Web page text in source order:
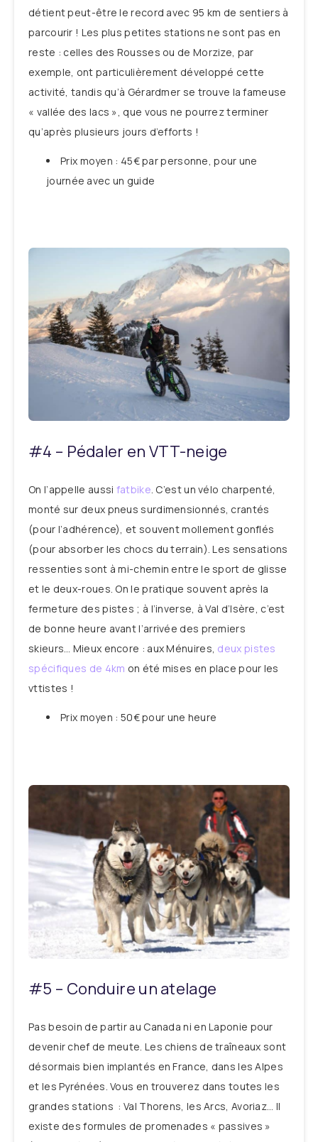
détient peut-être le record avec 95 km de sentiers à
parcourir ! Les plus petites stations ne sont pas en
reste : celles des Rousses ou de Morzize, par
exemple, ont particulièrement développé cette
activité, tandis qu’à Gérardmer se trouve la fameuse
« vallée des lacs », que vous ne pourrez terminer
qu’après plusieurs jours d’efforts !
Prix moyen : 45€ par personne, pour une
journée avec un guide
#4 – Pédaler en VTT-neige
On l’appelle aussi fatbike. C’est un vélo charpenté,
monté sur deux pneus surdimensionnés, crantés
(pour l’adhérence), et souvent mollement gonflés
(pour absorber les chocs du terrain). Les sensations
ressenties sont à mi-chemin entre le sport de glisse
et le deux-roues. On le pratique souvent après la
fermeture des pistes ; à l’inverse, à Val d’Isère, c’est
de bonne heure avant l’arrivée des premiers
skieurs… Mieux encore : aux Ménuires, deux pistes
spécifiques de 4km on été mises en place pour les
vttistes !
Prix moyen : 50€ pour une heure
#5 – Conduire un atelage
Pas besoin de partir au Canada ni en Laponie pour
devenir chef de meute. Les chiens de traîneaux sont
désormais bien implantés en France, dans les Alpes
et les Pyrénées. Vous en trouverez dans toutes les
grandes stations : Val Thorens, les Arcs, Avoriaz… Il
existe des formules de promenades « passives »